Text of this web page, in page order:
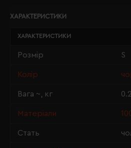
ХАРАКТЕРИСТИКИ
ХАРАКТЕРИСТИКИ
Розмір S
Колір
Вага ~, кг 0.2
Матеріали
Стать